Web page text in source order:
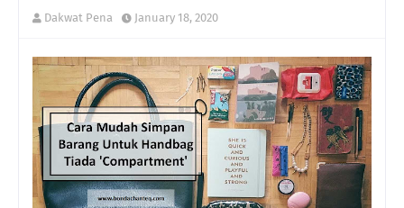
Dakwat Pena January 18, 2020